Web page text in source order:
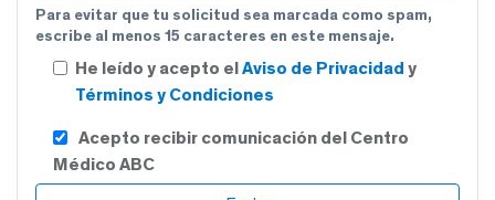
Para evitar que tu solicitud sea marcada como spam,
escribe al menos 15 caracteres en este mensaje.
He leído y acepto elAviso de Privacidad y
Términos y Condiciones
Acepto recibir comunicación del Centro
Médico ABC